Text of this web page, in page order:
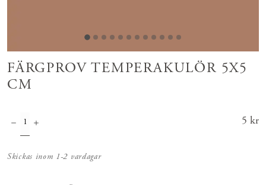
FÄRGPROV TEMPERAKULÖR 5X5
CM
Pris
5 kr
Skickas inom 1-2 vardagar